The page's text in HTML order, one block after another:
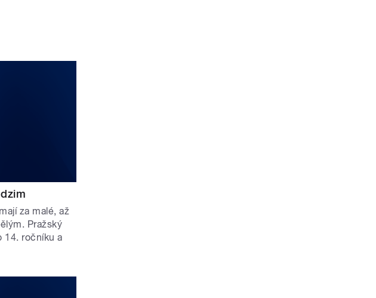
za malé, až
Pražský
14. ročníku a